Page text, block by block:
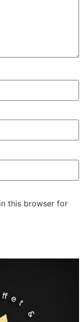
this browser for